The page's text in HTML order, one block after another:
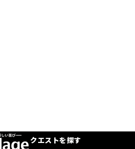
クエストを探す